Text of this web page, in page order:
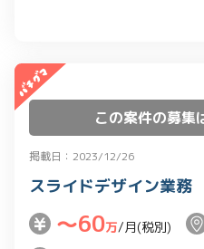
この案件の募集
掲載日：2023/12/26
スライドデザイン業務
〜60万/月(税別)